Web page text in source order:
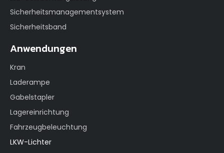
Sicherheitsmanagementsystem
Sicherheitsband
Anwendungen
Kran
Laderampe
Gabelstapler
Lagereinrichtung
Fahrzeugbeleuchtung
LKW-Lichter